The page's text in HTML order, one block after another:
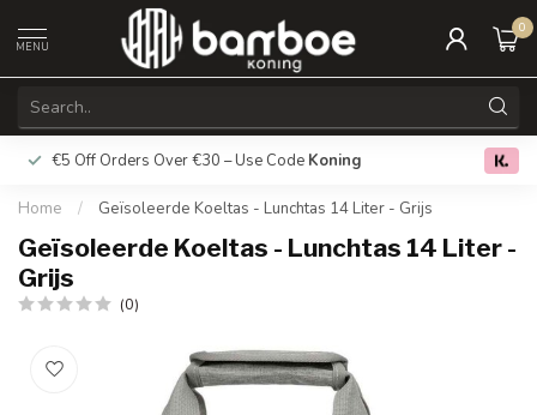
MENU
0
€5 Off Orders Over €30 – Use Code Koning Free
Home / Geïsoleerde Koeltas - Lunchtas 14 Liter - Grijs
Geïsoleerde Koeltas - Lunchtas 14 Liter -
Grijs
(0)